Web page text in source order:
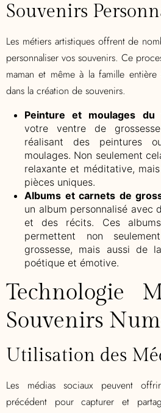
Souvenirs
Les métiers artistiques offrent de
personnaliser vos souvenirs. Ce
maman et même à la famille entière
dans la création de souvenirs.
Peinture et moulages
votre ventre de
réalisant des peintures
moulages. Non seulement
relaxante et méditative,
pièces uniques.
Albums et carnets de
un album personnalisé avec
et des récits. Ces
permettent non
grossesse, mais aussi de
poétique et émotive.
Technologie
Souvenirs
Utilisation des
Les médias sociaux peuvent
précédent pour capturer et